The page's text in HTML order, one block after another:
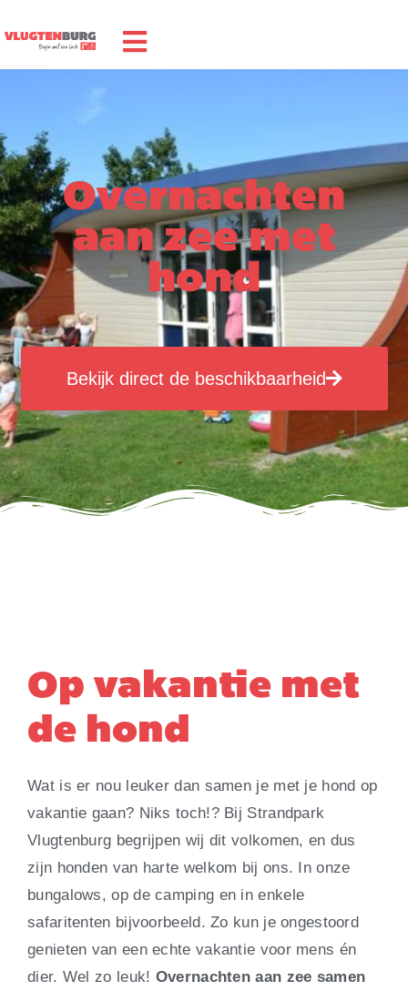
Overnachten
aan zee met
hond
Bekijk direct de beschikbaarheid
Op vakantie met
de hond
Wat is er nou leuker dan samen je met je hond op
vakantie gaan? Niks toch!? Bij Strandpark
Vlugtenburg begrijpen wij dit volkomen, en dus
zijn honden van harte welkom bij ons. In onze
bungalows, op de camping en in enkele
safaritenten bijvoorbeeld. Zo kun je ongestoord
genieten van een echte vakantie voor mens én
dier. Wel zo leuk! Overnachten aan zee samen